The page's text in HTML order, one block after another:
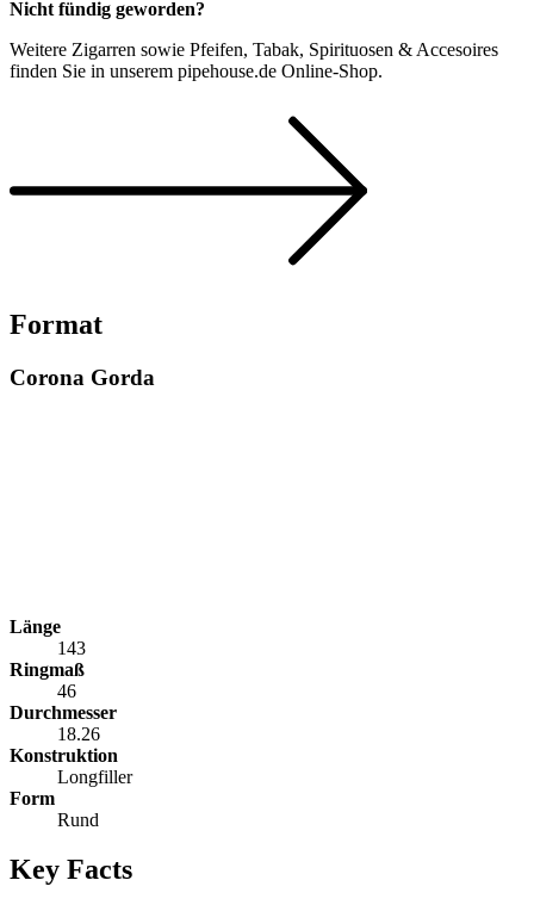
Nicht fündig geworden?
Weitere Zigarren sowie Pfeifen, Tabak, Spirituosen & Accesoires
finden Sie in unserem pipehouse.de Online-Shop.
Format
Corona Gorda
Länge
143
Ringmaß
46
Durchmesser
18.26
Konstruktion
Longfiller
Form
Rund
Key Facts